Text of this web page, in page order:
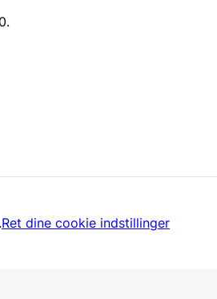
Ret dine cookie indstillinger